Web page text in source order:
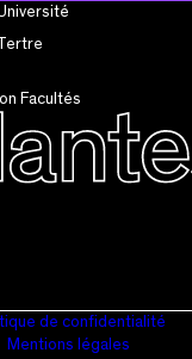
Facultés
de confidentialité
Mentions légales